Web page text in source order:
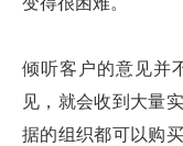
倾听客户的意见并
见，就会收到大量
据的组织都可以购